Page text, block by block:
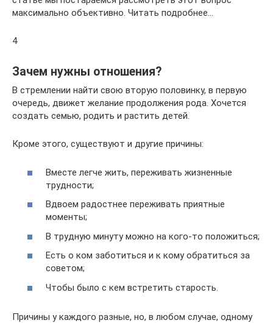
максимально объективно. Читать подробнее…
4
Зачем нужны отношения?
В стремлении найти свою вторую половинку, в первую
очередь, движет желание продолжения рода. Хочется
создать семью, родить и растить детей.
Кроме этого, существуют и другие причины:
Вместе легче жить, переживать жизненные
трудности;
Вдвоем радостнее переживать приятные
моменты;
В трудную минуту можно на кого-то положиться;
Есть о ком заботиться и к кому обратиться за
советом;
Чтобы было с кем встретить старость.
Причины у каждого разные, но, в любом случае, одному